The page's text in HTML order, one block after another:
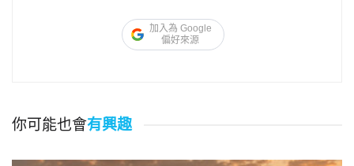
加入為 Google
偏好來源
你可能也會有興趣